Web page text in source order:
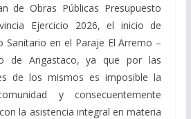
de Obras Públicas Presupuesto
Ejercicio 2026, el inicio de
Sanitario en el Paraje El Arremo –
de Angastaco, ya que por las
de los mismos es imposible la
y consecuentemente
la asistencia integral en materia